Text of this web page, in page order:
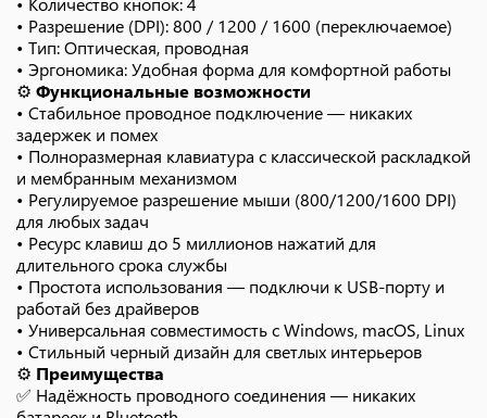
• Разрешение (DPI): 800 / 1200 / 1600 (переключаемое)
• Тип: Оптическая, проводная
• Эргономика: Удобная форма для комфортной работы
⚙️ Функциональные возможности
• Стабильное проводное подключение — никаких
задержек и помех
• Полноразмерная клавиатура с классической раскладкой
и мембранным механизмом
• Регулируемое разрешение мыши (800/1200/1600 DPI)
для любых задач
• Ресурс клавиш до 5 миллионов нажатий для
длительного срока службы
• Простота использования — подключи к USB-порту и
работай без драйверов
• Универсальная совместимость с Windows, macOS, Linux
• Стильный черный дизайн для светлых интерьеров
⚙️ Преимущества
✅ Надёжность проводного соединения — никаких